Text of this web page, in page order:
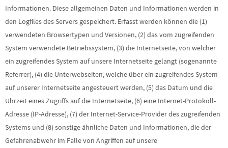
Informationen. Diese allgemeinen Daten und Informationen werden in
den Logfiles des Servers gespeichert. Erfasst werden können die (1)
verwendeten Browsertypen und Versionen, (2) das vom zugreifenden
System verwendete Betriebssystem, (3) die Internetseite, von welcher
ein zugreifendes System auf unsere Internetseite gelangt (sogenannte
Referrer), (4) die Unterwebseiten, welche über ein zugreifendes System
auf unserer Internetseite angesteuert werden, (5) das Datum und die
Uhrzeit eines Zugriffs auf die Internetseite, (6) eine Internet-Protokoll-
Adresse (IP-Adresse), (7) der Internet-Service-Provider des zugreifenden
Systems und (8) sonstige ähnliche Daten und Informationen, die der
Gefahrenabwehr im Falle von Angriffen auf unsere